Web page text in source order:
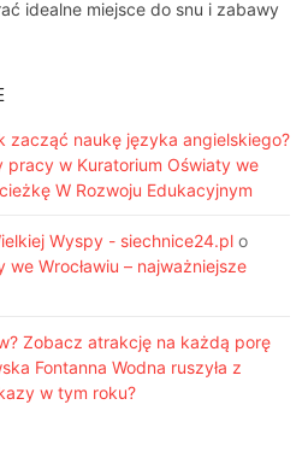
idealne miejsce do snu i zabawy
zacząć naukę języka angielskiego?
pracy w Kuratorium Oświaty we
W Rozwoju Edukacyjnym
Wyspy - siechnice24.pl o
we Wrocławiu – najważniejsze
Zobacz atrakcję na każdą porę
Fontanna Wodna ruszyła z
w tym roku?